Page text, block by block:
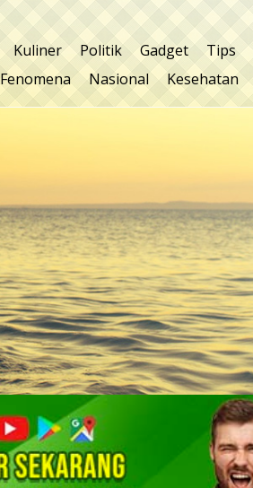
Kuliner Politik Gadget Tips
Fenomena Nasional Kesehatan